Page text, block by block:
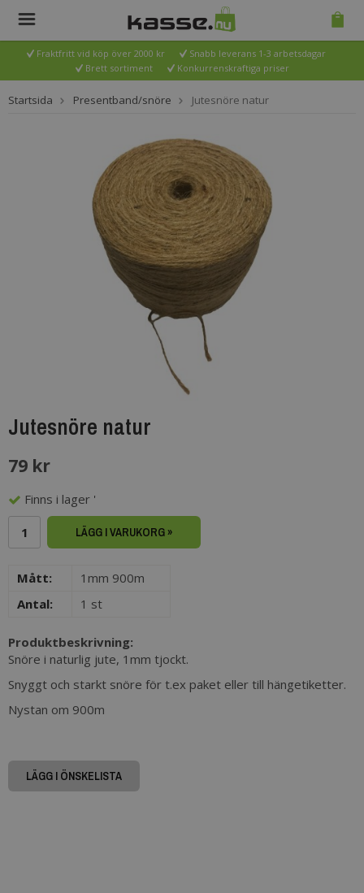
Fraktfritt vid köp över 2000 kr
Snabb leverans 1-3 arbetsdagar
Brett sortiment
Konkurrenskraftiga priser
Startsida Presentband/snöre Jutesnöre natur
Jutesnöre natur
79 kr
Finns i lager '
LÄGG I VARUKORG »
Mått:
1mm 900m
Antal:
1 st
Produktbeskrivning:
Snöre i naturlig jute, 1mm tjockt.
Snyggt och starkt snöre för t.ex paket eller till hängetiketter.
Nystan om 900m
LÄGG I ÖNSKELISTA